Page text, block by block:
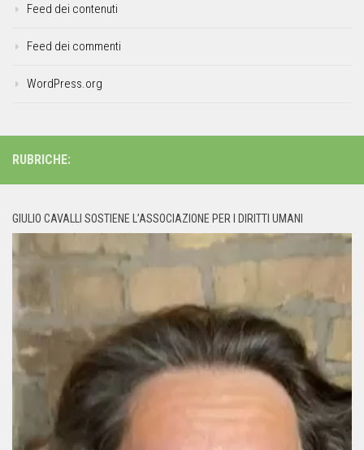
Feed dei contenuti
Feed dei commenti
WordPress.org
RUBRICHE:
GIULIO CAVALLI SOSTIENE L’ASSOCIAZIONE PER I DIRITTI UMANI
Player